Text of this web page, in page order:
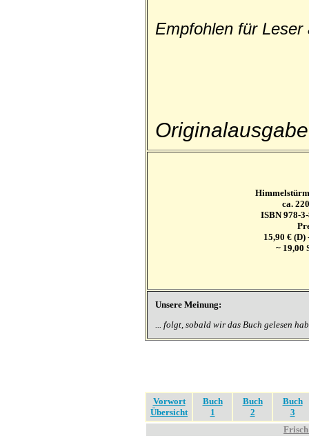
Empfohlen für Leser
Originalausgabe
ca.
ISBN 978-
15,90 € (D)
~ 19,00
Unsere Meinung:
... folgt, sobald wir das Buch gelesen
Vorwort
Übersicht
Buch
1
Buch
2
Buch
3